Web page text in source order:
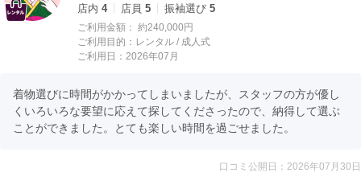
店内 4 店員 5 振袖選び 5
ご利用金額： 約240,000円
ご利用目的： レンタル / 成人式
ご利用日：2026年07月
着物選びに時間がかかってしまいましたが、スタッフの方が優し
くいろいろな要望に応えて探してくださったので、納得して選ぶ
ことができました。とても楽しい時間を過ごせました。
口コミ公開日：2026年07月30日